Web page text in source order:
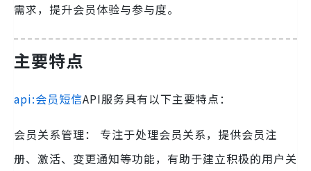
需求，提升会员体验与参与度。
主要特点
api:会员短信API服务具有以下主要特点：
会员关系管理： 专注于处理会员关系，提供会员注
册、激活、变更通知等功能，有助于建立积极的用户关